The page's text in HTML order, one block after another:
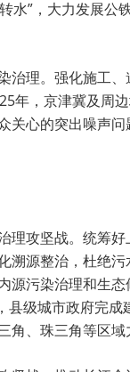
水”，大力发展
治理。强化施工
年，京津冀及周
关心的突出噪声
理攻坚战。统筹
溯源整治，杜绝
源污染治理和生
级城市政府完
角、珠三角等区